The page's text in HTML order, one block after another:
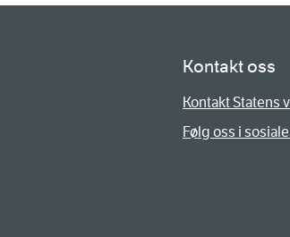
Kontakt oss
Kontakt Statens
Følg oss i